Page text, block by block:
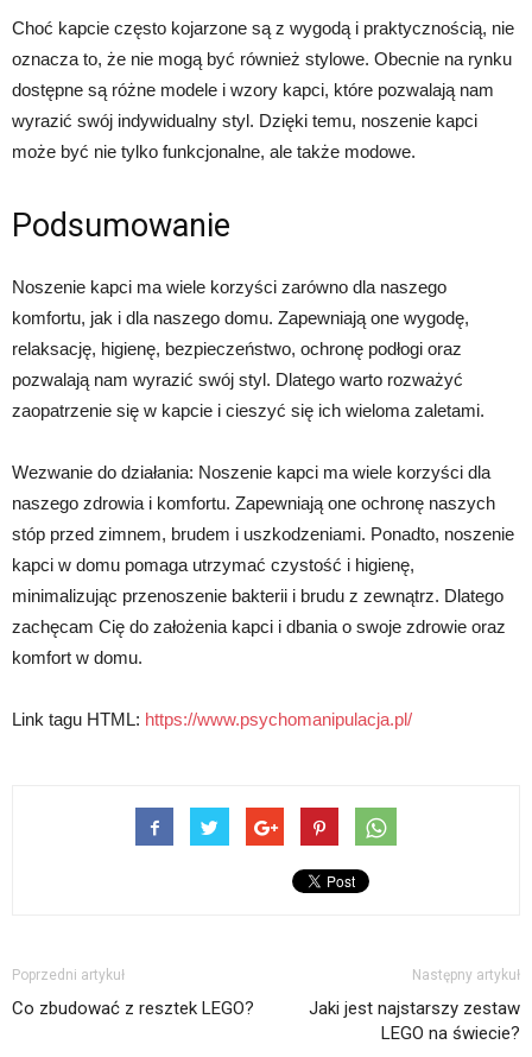
Choć kapcie często kojarzone są z wygodą i praktycznością, nie
oznacza to, że nie mogą być również stylowe. Obecnie na rynku
dostępne są różne modele i wzory kapci, które pozwalają nam
wyrazić swój indywidualny styl. Dzięki temu, noszenie kapci
może być nie tylko funkcjonalne, ale także modowe.
Podsumowanie
Noszenie kapci ma wiele korzyści zarówno dla naszego
komfortu, jak i dla naszego domu. Zapewniają one wygodę,
relaksację, higienę, bezpieczeństwo, ochronę podłogi oraz
pozwalają nam wyrazić swój styl. Dlatego warto rozważyć
zaopatrzenie się w kapcie i cieszyć się ich wieloma zaletami.
Wezwanie do działania: Noszenie kapci ma wiele korzyści dla
naszego zdrowia i komfortu. Zapewniają one ochronę naszych
stóp przed zimnem, brudem i uszkodzeniami. Ponadto, noszenie
kapci w domu pomaga utrzymać czystość i higienę,
minimalizując przenoszenie bakterii i brudu z zewnątrz. Dlatego
zachęcam Cię do założenia kapci i dbania o swoje zdrowie oraz
komfort w domu.
Link tagu HTML: https://www.psychomanipulacja.pl/
Poprzedni artykuł
Co zbudować z resztek LEGO?
Następny artykuł
Jaki jest najstarszy zestaw
LEGO na świecie?